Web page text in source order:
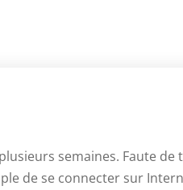
semaines. Faute de
de se connecter sur